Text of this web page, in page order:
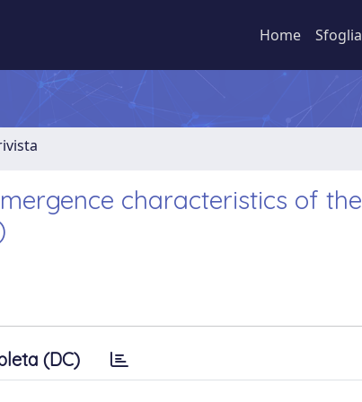
Home Sfoglia
characteristics of the
(DC)